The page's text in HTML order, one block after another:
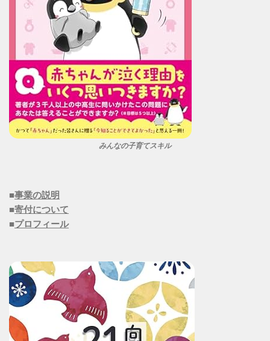
みんなの子育てスキル
■事業の説明
■寄付について
■プロフィール